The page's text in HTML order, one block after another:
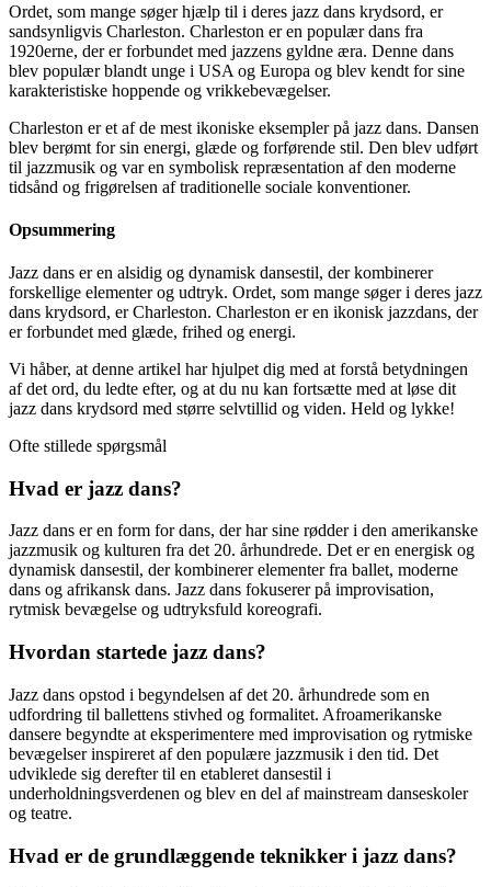
Ordet, som mange søger hjælp til i deres jazz dans krydsord, er
sandsynligvis Charleston. Charleston er en populær dans fra
1920erne, der er forbundet med jazzens gyldne æra. Denne dans
blev populær blandt unge i USA og Europa og blev kendt for sine
karakteristiske hoppende og vrikkebevægelser.
Charleston er et af de mest ikoniske eksempler på jazz dans. Dansen
blev berømt for sin energi, glæde og forførende stil. Den blev udført
til jazzmusik og var en symbolisk repræsentation af den moderne
tidsånd og frigørelsen af traditionelle sociale konventioner.
Opsummering
Jazz dans er en alsidig og dynamisk dansestil, der kombinerer
forskellige elementer og udtryk. Ordet, som mange søger i deres jazz
dans krydsord, er Charleston. Charleston er en ikonisk jazzdans, der
er forbundet med glæde, frihed og energi.
Vi håber, at denne artikel har hjulpet dig med at forstå betydningen
af ​​det ord, du ledte efter, og at du nu kan fortsætte med at løse dit
jazz dans krydsord med større selvtillid og viden. Held og lykke!
Ofte stillede spørgsmål
Hvad er jazz dans?
Jazz dans er en form for dans, der har sine rødder i den amerikanske
jazzmusik og kulturen fra det 20. århundrede. Det er en energisk og
dynamisk dansestil, der kombinerer elementer fra ballet, moderne
dans og afrikansk dans. Jazz dans fokuserer på improvisation,
rytmisk bevægelse og udtryksfuld koreografi.
Hvordan startede jazz dans?
Jazz dans opstod i begyndelsen af det 20. århundrede som en
udfordring til ballettens stivhed og formalitet. Afroamerikanske
dansere begyndte at eksperimentere med improvisation og rytmiske
bevægelser inspireret af den populære jazzmusik i den tid. Det
udviklede sig derefter til en etableret dansestil i
underholdningsverdenen og blev en del af mainstream danseskoler
og teatre.
Hvad er de grundlæggende teknikker i jazz dans?